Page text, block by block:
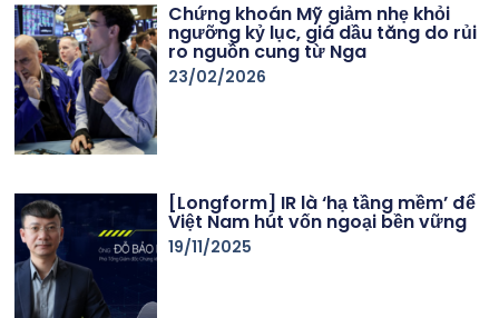
Chứng khoán Mỹ giảm nhẹ khỏi
ngưỡng kỷ lục, giá dầu tăng do rủi
ro nguồn cung từ Nga
23/02/2026
[Longform] IR là ‘hạ tầng mềm’ để
Việt Nam hút vốn ngoại bền vững
19/11/2025